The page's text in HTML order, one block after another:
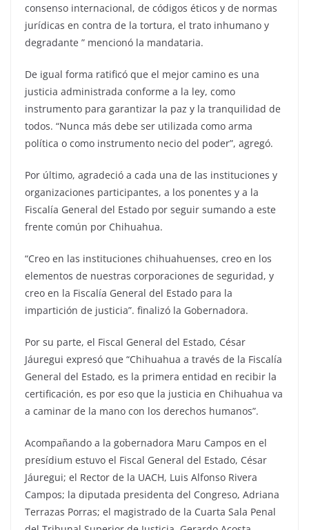
consenso internacional, de códigos éticos y de normas
jurídicas en contra de la tortura, el trato inhumano y
degradante ” mencionó la mandataria.
De igual forma ratificó que el mejor camino es una
justicia administrada conforme a la ley, como
instrumento para garantizar la paz y la tranquilidad de
todos. “Nunca más debe ser utilizada como arma
política o como instrumento necio del poder”, agregó.
Por último, agradeció a cada una de las instituciones y
organizaciones participantes, a los ponentes y a la
Fiscalía General del Estado por seguir sumando a este
frente común por Chihuahua.
“Creo en las instituciones chihuahuenses, creo en los
elementos de nuestras corporaciones de seguridad, y
creo en la Fiscalía General del Estado para la
impartición de justicia”. finalizó la Gobernadora.
Por su parte, el Fiscal General del Estado, César
Jáuregui expresó que “Chihuahua a través de la Fiscalía
General del Estado, es la primera entidad en recibir la
certificación, es por eso que la justicia en Chihuahua va
a caminar de la mano con los derechos humanos”.
Acompañando a la gobernadora Maru Campos en el
presídium estuvo el Fiscal General del Estado, César
Jáuregui; el Rector de la UACH, Luis Alfonso Rivera
Campos; la diputada presidenta del Congreso, Adriana
Terrazas Porras; el magistrado de la Cuarta Sala Penal